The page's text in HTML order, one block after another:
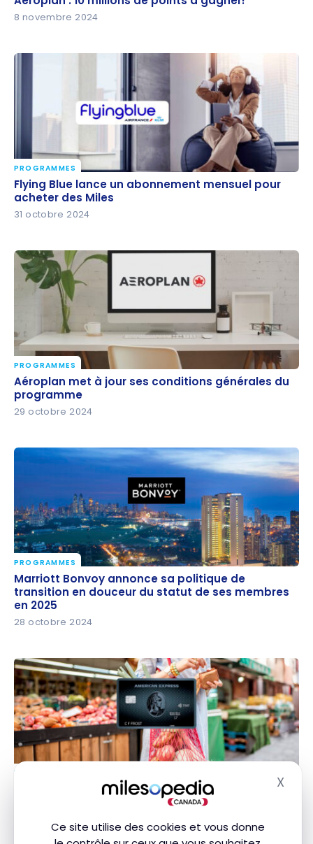
Ce site utilise des cookies et vous donne
X
8 novembre 2024
Flying Blue lance un abonnement mensuel pour
acheter des Miles
PROGRAMMES
Flying Blue lance un abonnement mensuel pour
acheter des Miles
31 octobre 2024
Aéroplan met à jour ses conditions générales du
programme
PROGRAMMES
Aéroplan met à jour ses conditions générales du
programme
29 octobre 2024
Marriott Bonvoy annonce sa politique de transition
en douceur du statut de ses membres en 2025
PROGRAMMES
Marriott Bonvoy annonce sa politique de
transition en douceur du statut de ses membres
en 2025
28 octobre 2024
Carte Cobalt Amex : multiplicateurs élevés
maintenant seulement valides au Canada
PROGRAMMES
Carte Cobalt Amex : multiplicateurs élevés
maintenant seulement valides au Canada